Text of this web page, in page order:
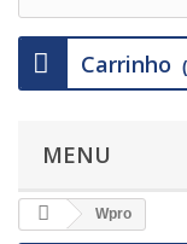
Carrinho
MENU
Wpro